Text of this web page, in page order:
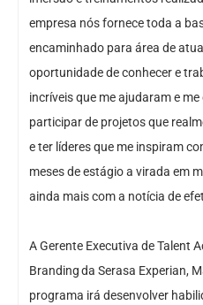
empresa nós fornece toda a
encaminhado para área de
oportunidade de conhecer e
incríveis que me ajudaram e
participar de projetos que
e ter líderes que me inspiram
meses de estágio a virada em
ainda mais com a notícia de
A Gerente Executiva de Talent
Branding da Serasa Experian,
programa irá desenvolver